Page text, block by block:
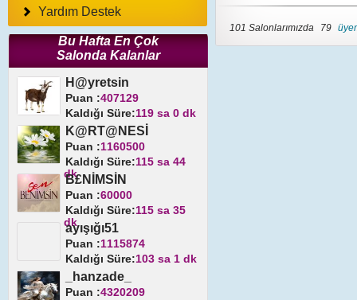
Yardım Destek
Bu Hafta En Çok
Salonda Kalanlar
H@yretsin
Puan :407129
Kaldığı Süre:119 sa 0 dk
K@RT@NESİ
Puan :1160500
Kaldığı Süre:115 sa 44
dk
B£NİMSİN
Puan :60000
Kaldığı Süre:115 sa 35
dk
ayışığı51
Puan :1115874
Kaldığı Süre:103 sa 1 dk
_hanzade_
Puan :4320209
101 Salonlarımızda 79